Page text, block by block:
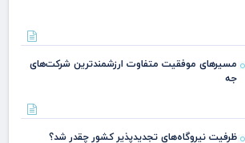
مرمتمسیرهای
موفقیت
متفاوت
شرکت‌های
جه
تجدیدپذیر کشور
بی‌وای‌دی به مصاف رقبای
ژاپنی می‌رود